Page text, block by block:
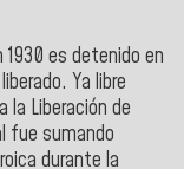
1930 es detenido en
Ya libre
la Liberación de
fue sumando
durante la